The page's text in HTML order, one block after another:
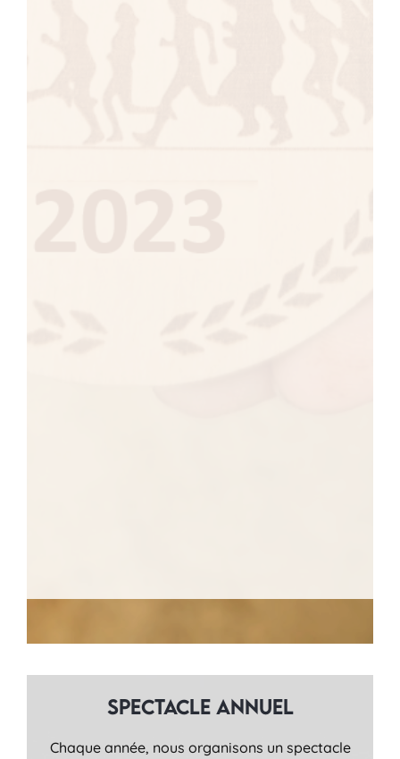
Spectacle annuel
Chaque année, nous organisons un spectacle